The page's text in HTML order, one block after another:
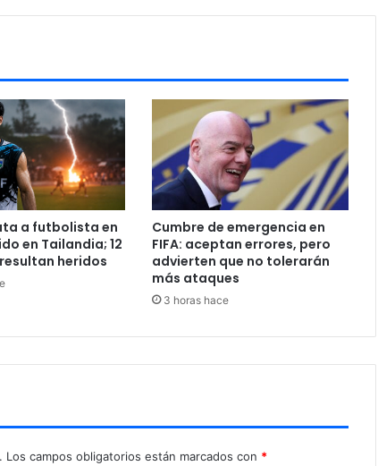
m
e
a
v
e
z
e
n
v
i
M
u
e
a futbolista en
en Tailandia; 12
heridos
Cumbre de emergencia en
FIFA: aceptan errores, pero
advierten que no tolerarán
más ataques
3 horas hace
Los campos obligatorios están marcados con *